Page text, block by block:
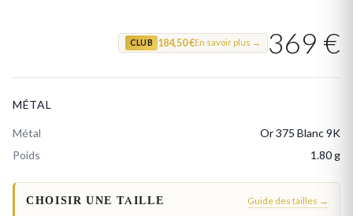
CLUB 184,50 €En savoir plus → 369 €
MÉTAL
Métal
Or 375 Blanc 9K
Poids
1.80 g
CHOISIR UNE TAILLE Guide des tailles →